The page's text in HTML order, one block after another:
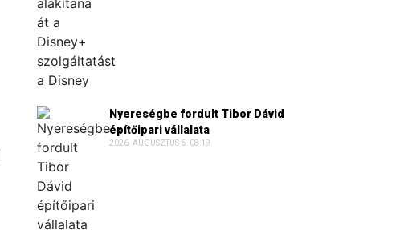
Nyereségbe fordult Tibor Dávid
építőipari vállalata
2026. AUGUSZTUS 6. 08:19